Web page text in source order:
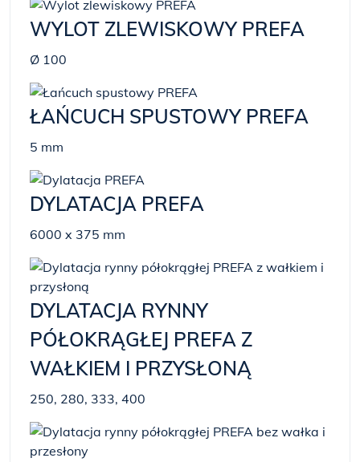
WYLOT ZLEWISKOWY PREFA
Ø 100
ŁAŃCUCH SPUSTOWY PREFA
5 mm
DYLATACJA PREFA
6000 x 375 mm
DYLATACJA RYNNY
PÓŁOKRĄGŁEJ PREFA Z
WAŁKIEM I PRZYSŁONĄ
250, 280, 333, 400